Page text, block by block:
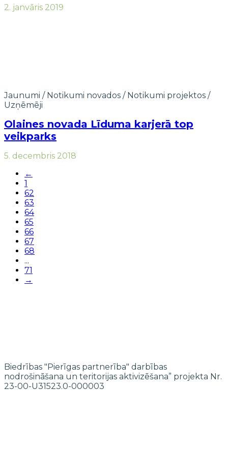
2. janvāris 2019
Jaunumi / Notikumi novados / Notikumi projektos /
Uzņēmēji
Olaines novada Līduma karjerā top
veikparks
5. decembris 2018
←
1
62
63
64
65
66
67
68
...
71
→
Biedrības "Pierīgas partnerība" darbības
nodrošināšana un teritorijas aktivizēšana” projekta Nr.
23-00-U31523.0-000003